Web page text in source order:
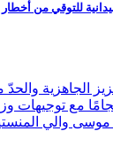
للتوقي من
الجاهزية
مع توجيهات